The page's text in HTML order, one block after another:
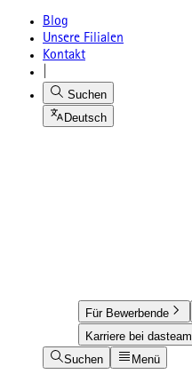
Blog
Unsere Filialen
Kontakt
Suchen
Deutsch
Für Bewerbende
Karriere bei dasteam
Suchen
Menü